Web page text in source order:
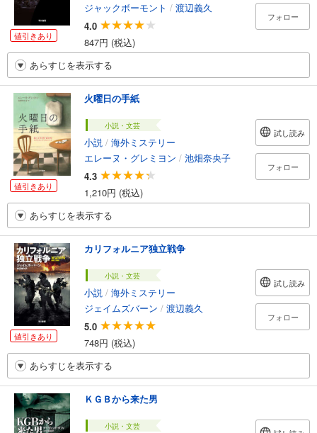
値引きあり
ジャックボーモント / 渡辺義久
4.0
847円 (税込)
フォロー
あらすじを表示する
値引きあり
火曜日の手紙
小説・文芸
小説 / 海外ミステリー
エレーヌ・グレミヨン / 池畑奈央子
4.3
1,210円 (税込)
試し読み
フォロー
あらすじを表示する
値引きあり
カリフォルニア独立戦争
小説・文芸
小説 / 海外ミステリー
ジェイムズバーン / 渡辺義久
5.0
748円 (税込)
試し読み
フォロー
あらすじを表示する
ＫＧＢから来た男
小説・文芸